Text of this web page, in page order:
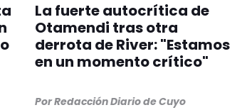
La fuerte autocrítica de
Otamendi tras otra
derrota de River: "Estamos
en un momento crítico"
PorRedacción Diario de Cuyo